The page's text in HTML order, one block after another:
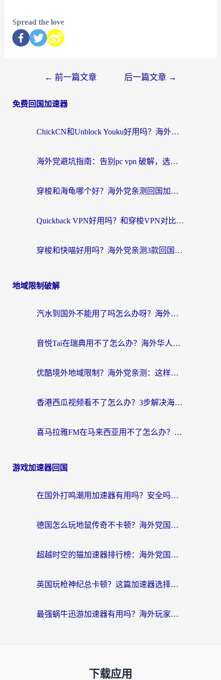
Spread the love
← 前一篇文章 后一篇文章 →
免费回国加速器
ChickCN和Unblock Youku好用吗？海外党亲测3款回国加速器，附iOS免费选择指南
海外党避坑指南：告别pc vpn 破解，选对回国加速器轻松访问国内资源
穿梭和海龟哪个好？海外党亲测回国加速器，附电脑免费VPN推荐
Quickback VPN好用吗？和穿梭VPN对比哪个回国效果更好？海外党必看的真实测评与选择指南
穿梭和快喵好用吗？海外党亲测3款回国加速器，附日本回国VPN避坑指南
地域限制破解
汽水到国外不能用了吗怎么办呀？海外党追剧看片的救星在这里！
音悦Tai在瑞典用不了怎么办？海外华人追剧听歌的实用指南
优酷境外地域限制？海外党亲测：这样看国内剧再也不卡（附3个实用场景解决）
香港西瓜视频看不了怎么办？3步解决海外追剧难题，附靠谱加速器推荐
喜马拉雅FM在马来西亚用不了怎么办？海外华人亲测有效的回国加速指南
游戏加速器回国
在国外打鸣潮用加速器有用吗？安全吗？海外玩家国服游戏加速全指南
德国怎么玩地鼠传奇不卡顿？海外党国服游戏加速全攻略（含战双EVE实用指南）
超越时空的猫加速器排行榜：海外党国服游戏不卡顿的终极选择指南
英国玩枪神纪总卡顿？这篇加速器选择指南帮你告别延迟（附实测推荐）
最强蜗牛迅游加速器有用吗？海外玩家国服游戏加速避坑指南（附德国玩忍者必须死3流星蝴蝶剑解决办法）
下载应用